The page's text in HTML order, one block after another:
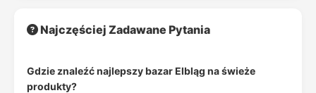
Najczęściej Zadawane Pytania
Gdzie znaleźć najlepszy bazar Elbląg na świeże
produkty?